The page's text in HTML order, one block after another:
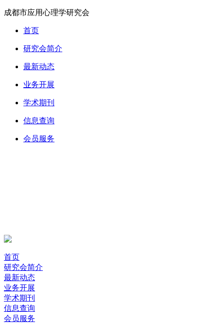
成都市应用心理学研究会
首页
研究会简介
最新动态
业务开展
学术期刊
信息查询
会员服务
首页
研究会简介
最新动态
业务开展
学术期刊
信息查询
会员服务